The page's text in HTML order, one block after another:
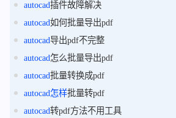
autocad插件故障解决
autocad如何批量导出pdf
autocad导出pdf不完整
autocad怎么批量导出pdf
autocad批量转换成pdf
autocad怎样批量转pdf
autocad转pdf方法不用工具